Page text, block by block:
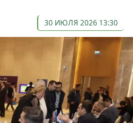
30 ИЮЛЯ 2026 13:30